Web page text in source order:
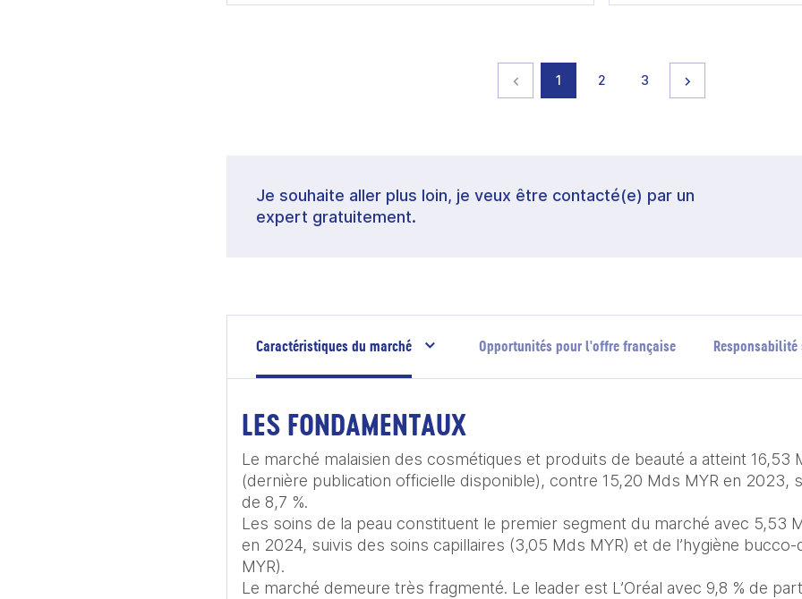
Page précédente
page
1 page
2 page
3
Je souhaite aller plus loin, je veux être contacté(e) par un
expert gratuitement.
Caractéristiques du marché Opportunités pour l'offre française
LES FONDAMENTAUX
Le marché malaisien des cosmétiques et produits de beauté a atteint 16,53
(dernière publication officielle disponible), contre 15,20 Mds MYR en 2023,
de 8,7 %.
Les soins de la peau constituent le premier segment du marché avec 5,53
en 2024, suivis des soins capillaires (3,05 Mds MYR) et de l’hygiène bucco-
MYR).
Le marché demeure très fragmenté. Le leader est L’Oréal avec 9,8 % de